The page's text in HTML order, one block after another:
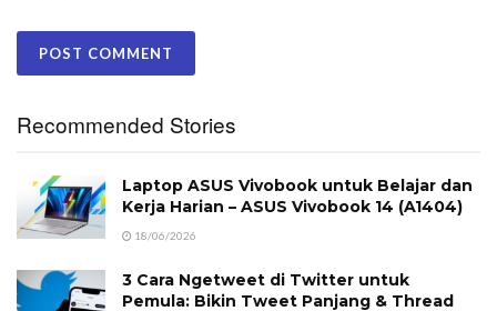
Recommended Stories
Laptop ASUS Vivobook untuk Belajar dan
Kerja Harian – ASUS Vivobook 14 (A1404)
18/06/2026
3 Cara Ngetweet di Twitter untuk
Pemula: Bikin Tweet Panjang & Thread